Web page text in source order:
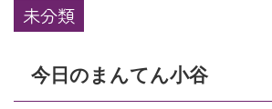
未分類
今日のまんてん小谷